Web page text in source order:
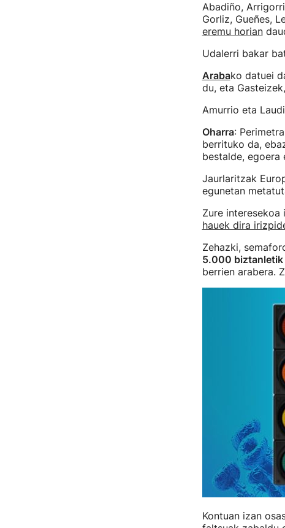
Abadiño,
Gorliz, Gueñes,
eremu horian
Udalerri bakar
Arabako datuei
du, eta Gasteizek,
Amurrio eta
Oharra:
berrituko da,
bestalde, egoera
Jaurlaritzak
egunetan
Zure interesekoa
hauek dira
Zehazki,
5.000 biztanletik
berrien arabera.
Kontuan izan